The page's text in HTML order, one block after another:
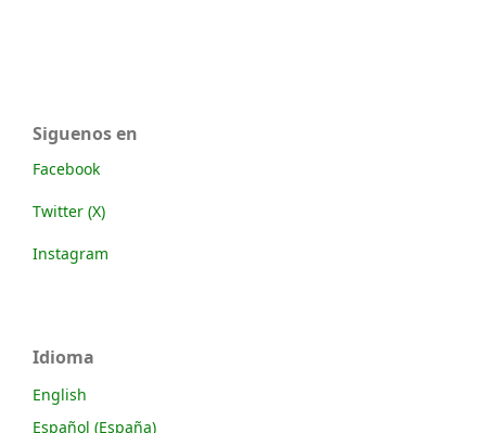
Siguenos en
Facebook
Twitter (X)
Instagram
Idioma
English
Español (España)